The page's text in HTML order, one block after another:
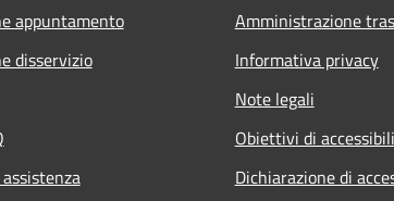
appuntamento
disservizio
Amministrazione
Informativa privacy
Note legali
Obiettivi di
Dichiarazione di